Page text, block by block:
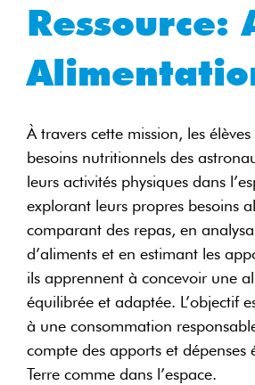
Ressource:
À travers cette mission, les
besoins nutritionnels des
leurs activités physiques dans
explorant leurs propres besoins
comparant des repas, en
d’aliments et en estimant les
ils apprennent à concevoir une
équilibrée et adaptée. L’objectif
à une consommation
compte des apports et dépenses
Terre comme dans l’espace.